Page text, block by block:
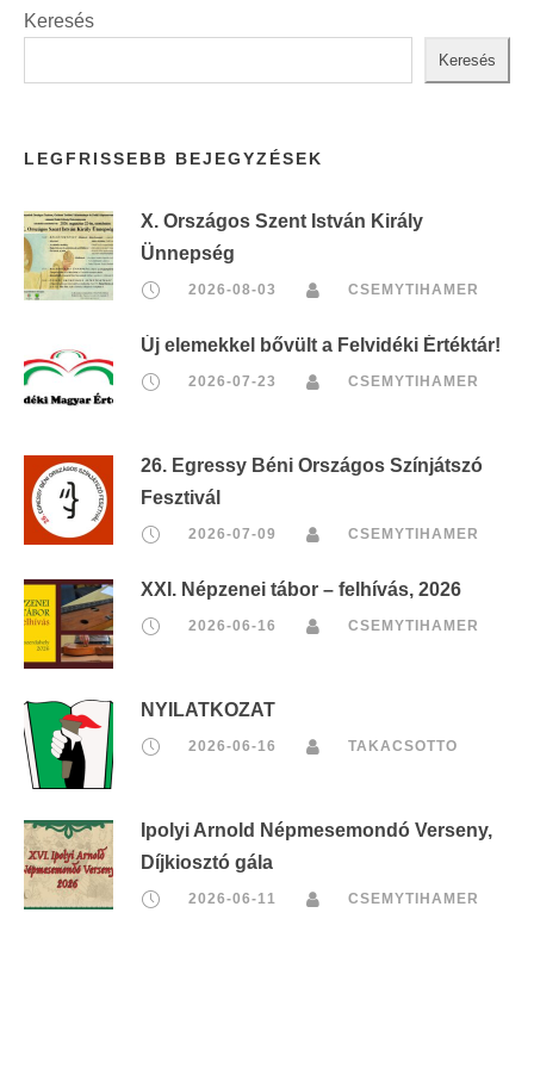
Keresés
Keresés
LEGFRISSEBB BEJEGYZÉSEK
X. Országos Szent István Király
Ünnepség
2026-08-03 CSEMYTIHAMER
Új elemekkel bővült a Felvidéki Értéktár!
2026-07-23 CSEMYTIHAMER
26. Egressy Béni Országos Színjátszó
Fesztivál
2026-07-09 CSEMYTIHAMER
XXI. Népzenei tábor – felhívás, 2026
2026-06-16 CSEMYTIHAMER
NYILATKOZAT
2026-06-16 TAKACSOTTO
Ipolyi Arnold Népmesemondó Verseny,
Díjkiosztó gála
2026-06-11 CSEMYTIHAMER